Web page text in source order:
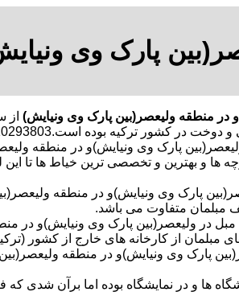
پارک وی
در منطقه ولیعصر(بین پارک وی ونیایش)
بوده است.09120293803 آقای سعید غلامی
پارک وی ونیایش)و در منطقه
ها و بهترین و تخصصی ترین خیاط ها تا
پارک وی ونیایش)و در منطقه
مبلمان متفاوت می باشد.
در ولیعصر(بین پارک وی ونیایش)و در
مبلمان از کارخانه های خارج از کشور
پارک وی ونیایش)و در منطقه
ها و در نمایشگاه بوده اما برآن شدی که